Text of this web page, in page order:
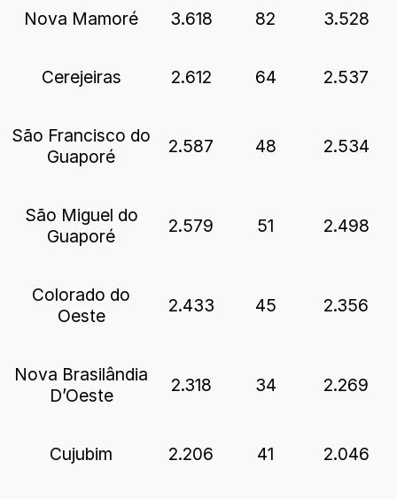
Nova Mamoré 3.618 82 3.528
Cerejeiras 2.612 64 2.537
São Francisco do
Guaporé
2.587 48 2.534
São Miguel do
Guaporé
2.579 51 2.498
Colorado do
Oeste
2.433 45 2.356
Nova Brasilândia
D’Oeste
2.318 34 2.269
Cujubim 2.206 41 2.046